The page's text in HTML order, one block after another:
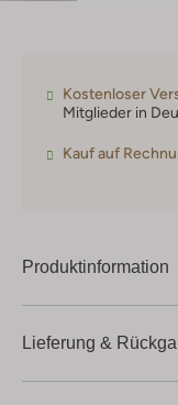
Kostenloser
Mitglieder in
Kauf auf
Produktinformation
Lieferung &